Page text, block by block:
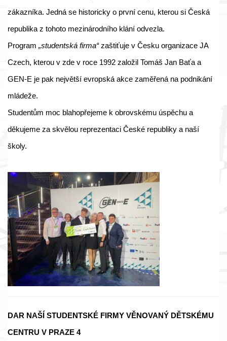
zákazníka. Jedná se historicky o první cenu, kterou si Česká
republika z tohoto mezinárodního klání odvezla.
Program „studentská firma“zaštiťuje v Česku organizace JA
Czech, kterou v zde v roce 1992 založil Tomáš Jan Baťa a
GEN-E je pak největší evropská akce zaměřená na podnikání
mládeže.
Studentům moc blahopřejeme k obrovskému úspěchu a
děkujeme za skvělou reprezentaci České republiky a naší
školy.
DAR NAŠÍ STUDENTSKÉ FIRMY VĚNOVANÝ DĚTSKÉMU
CENTRU V PRAZE 4